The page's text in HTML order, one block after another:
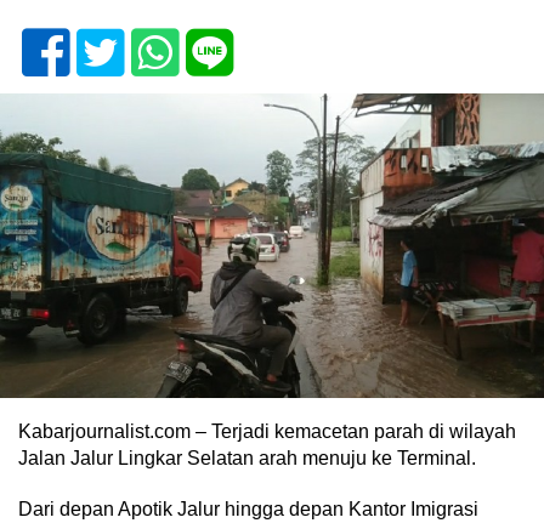
Kabarjournalist.com – Terjadi kemacetan parah di wilayah
Jalan Jalur Lingkar Selatan arah menuju ke Terminal.
Dari depan Apotik Jalur hingga depan Kantor Imigrasi